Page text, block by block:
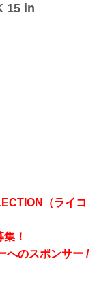
15 in
（ライコ
！
へのスポンサー /